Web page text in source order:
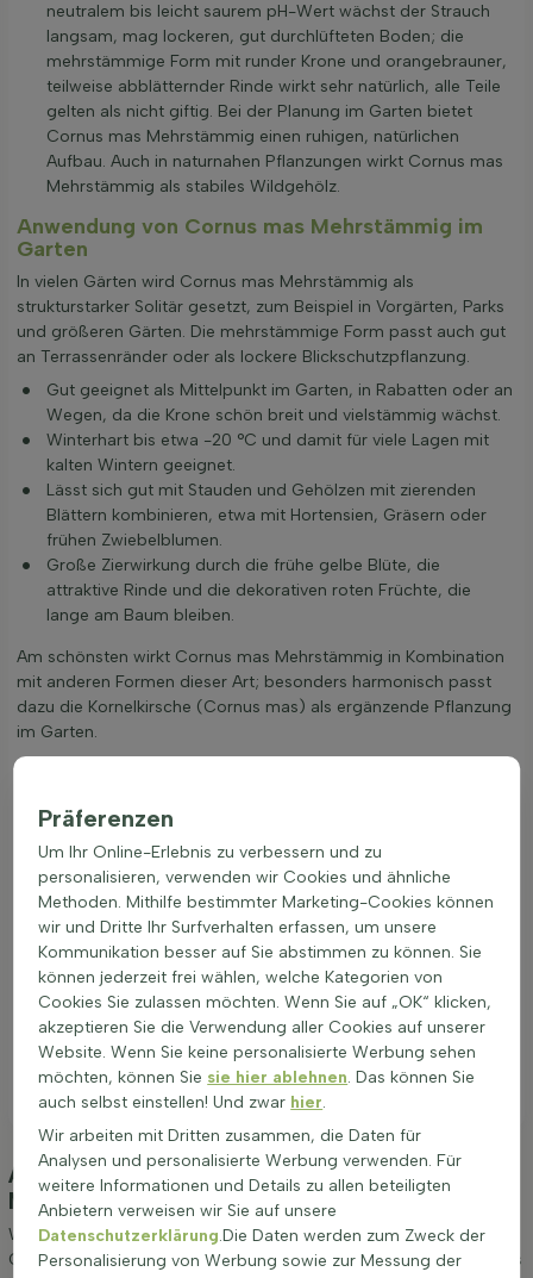
neutralem bis leicht saurem pH-Wert wächst der Strauch
langsam, mag lockeren, gut durchlüfteten Boden; die
mehrstämmige Form mit runder Krone und orangebrauner,
teilweise abblätternder Rinde wirkt sehr natürlich, alle Teile
gelten als nicht giftig. Bei der Planung im Garten bietet
Cornus mas Mehrstämmig einen ruhigen, natürlichen
Aufbau. Auch in naturnahen Pflanzungen wirkt Cornus mas
Mehrstämmig als stabiles Wildgehölz.
Anwendung von Cornus mas Mehrstämmig im
Garten
In vielen Gärten wird Cornus mas Mehrstämmig als
strukturstarker Solitär gesetzt, zum Beispiel in Vorgärten, Parks
und größeren Gärten. Die mehrstämmige Form passt auch gut
an Terrassenränder oder als lockere Blickschutzpflanzung.
Gut geeignet als Mittelpunkt im Garten, in Rabatten oder an
Wegen, da die Krone schön breit und vielstämmig wächst.
Winterhart bis etwa -20 °C und damit für viele Lagen mit
kalten Wintern geeignet.
Lässt sich gut mit Stauden und Gehölzen mit zierenden
Blättern kombinieren, etwa mit Hortensien, Gräsern oder
frühen Zwiebelblumen.
Große Zierwirkung durch die frühe gelbe Blüte, die
attraktive Rinde und die dekorativen roten Früchte, die
lange am Baum bleiben.
Am schönsten wirkt Cornus mas Mehrstämmig in Kombination
mit anderen Formen dieser Art; besonders harmonisch passt
dazu die Kornelkirsche (Cornus mas) als ergänzende Pflanzung
im Garten.
Anpflanzung und Pflege Cornus mas
Mehrstämmig 200-250(Kornelkirsche)
Wir möchten Ihnen einige Tipps zur Anpflanzung und Pflege von
Cornus mas Mehrstämmig 200-250 geben. Wenn Sie diese Tipps
Präferenzen
Um Ihr Online-Erlebnis zu verbessern und zu
personalisieren, verwenden wir Cookies und ähnliche
Methoden. Mithilfe bestimmter Marketing-Cookies können
wir und Dritte Ihr Surfverhalten erfassen, um unsere
Kommunikation besser auf Sie abstimmen zu können. Sie
können jederzeit frei wählen, welche Kategorien von
Cookies Sie zulassen möchten. Wenn Sie auf „OK“ klicken,
akzeptieren Sie die Verwendung aller Cookies auf unserer
Website. Wenn Sie keine personalisierte Werbung sehen
möchten, können Sie sie hier ablehnen. Das können Sie
auch selbst einstellen! Und zwar hier.
Wir arbeiten mit Dritten zusammen, die Daten für
Analysen und personalisierte Werbung verwenden. Für
weitere Informationen und Details zu allen beteiligten
Anbietern verweisen wir Sie auf unsere
Datenschutzerklärung.Die Daten werden zum Zweck der
Personalisierung von Werbung sowie zur Messung der